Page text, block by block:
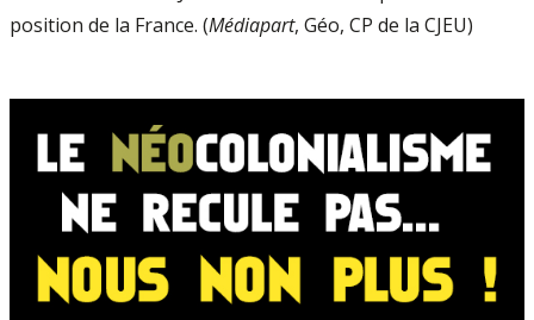
position de la France. (Médiapart, Géo, CP de la CJEU)